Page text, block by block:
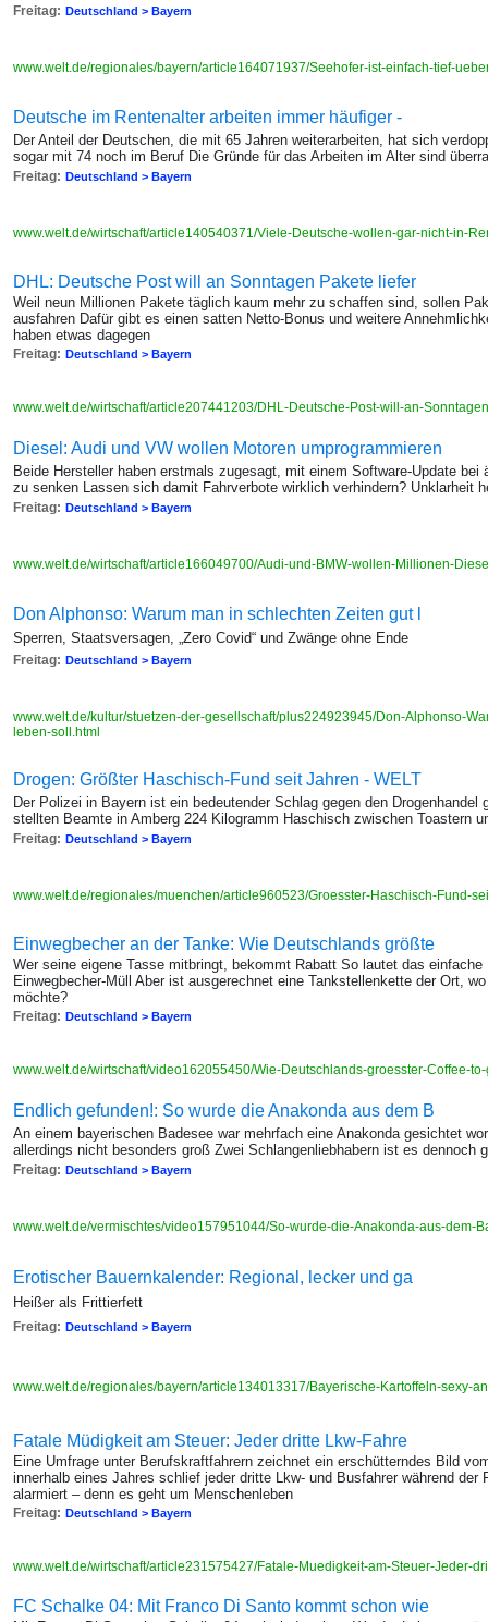
Freitag: Deutschland > Bayern
www.welt.de/regionales/bayern/article164071937/Seehofer-ist-einfach-tief-
Deutsche im Rentenalter arbeiten immer häufiger -
Der Anteil der Deutschen, die mit 65 Jahren weiterarbeiten, hat sich
sogar mit 74 noch im Beruf Die Gründe für das Arbeiten im Alter sind
Freitag: Deutschland > Bayern
www.welt.de/wirtschaft/article140540371/Viele-Deutsche-wollen-gar-nicht-in-
DHL: Deutsche Post will an Sonntagen Pakete liefer
Weil neun Millionen Pakete täglich kaum mehr zu schaffen sind, sollen
ausfahren Dafür gibt es einen satten Netto-Bonus und weitere
haben etwas dagegen
Freitag: Deutschland > Bayern
www.welt.de/wirtschaft/article207441203/DHL-Deutsche-Post-will-an-
Diesel: Audi und VW wollen Motoren umprogrammieren
Beide Hersteller haben erstmals zugesagt, mit einem Software-Update
zu senken Lassen sich damit Fahrverbote wirklich verhindern? Unklarheit
Freitag: Deutschland > Bayern
www.welt.de/wirtschaft/article166049700/Audi-und-BMW-wollen-Millionen-
Don Alphonso: Warum man in schlechten Zeiten gut l
Sperren, Staatsversagen, „Zero Covid“ und Zwänge ohne Ende
Freitag: Deutschland > Bayern
www.welt.de/kultur/stuetzen-der-gesellschaft/plus224923945/Don-Alphonso-
leben-soll.html
Drogen: Größter Haschisch-Fund seit Jahren - WELT
Der Polizei in Bayern ist ein bedeutender Schlag gegen den Drogenhandel
stellten Beamte in Amberg 224 Kilogramm Haschisch zwischen Toastern
Freitag: Deutschland > Bayern
www.welt.de/regionales/muenchen/article960523/Groesster-Haschisch-Fund-
Einwegbecher an der Tanke: Wie Deutschlands größte
Wer seine eigene Tasse mitbringt, bekommt Rabatt So lautet das
Einwegbecher-Müll Aber ist ausgerechnet eine Tankstellenkette der Ort,
möchte?
Freitag: Deutschland > Bayern
www.welt.de/wirtschaft/video162055450/Wie-Deutschlands-groesster-Coffee-
Endlich gefunden!: So wurde die Anakonda aus dem B
An einem bayerischen Badesee war mehrfach eine Anakonda gesichtet
allerdings nicht besonders groß Zwei Schlangenliebhabern ist es dennoch
Freitag: Deutschland > Bayern
www.welt.de/vermischtes/video157951044/So-wurde-die-Anakonda-aus-dem-
Erotischer Bauernkalender: Regional, lecker und ga
Heißer als Frittierfett
Freitag: Deutschland > Bayern
www.welt.de/regionales/bayern/article134013317/Bayerische-Kartoffeln-sexy-
Fatale Müdigkeit am Steuer: Jeder dritte Lkw-Fahre
Eine Umfrage unter Berufskraftfahrern zeichnet ein erschütterndes Bild
innerhalb eines Jahres schlief jeder dritte Lkw- und Busfahrer während der
alarmiert – denn es geht um Menschenleben
Freitag: Deutschland > Bayern
www.welt.de/wirtschaft/article231575427/Fatale-Muedigkeit-am-Steuer-Jeder-
FC Schalke 04: Mit Franco Di Santo kommt schon wie